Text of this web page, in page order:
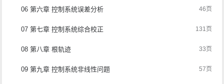
06 第六章 控制系统误差分析 46页
07 第七章 控制系统综合校正 131页
08 第八章 根轨迹 33页
09 第九章 控制系统非线性问题 57页